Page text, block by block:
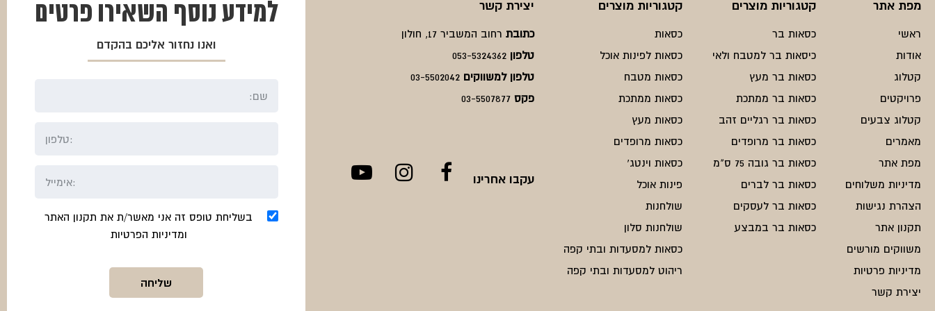
מפת אתר
ראשי
אודות
קטלוג
פרויקטים
קטלוג צבעים
מאמרים
מפת אתר
מדיניות משלוחים
הצהרת נגישות
תקנון אתר
משווקים מורשים
מדיניות פרטיות
יצירת קשר
קטגוריות מוצרים
כסאות בר
כיסאות בר למטבח ולאי
כסאות בר מעץ
כסאות בר ממתכת
כסאות בר רגליים זהב
כסאות בר מרופדים
כסאות בר גובה 75 ס"מ
כסאות בר לברים
כסאות בר לעסקים
כסאות בר במבצע
קטגוריות מוצרים
כסאות
כסאות לפינות אוכל
כסאות מטבח
כסאות ממתכת
כסאות מעץ
כסאות מרופדים
כסאות וינטג'
פינות אוכל
שולחנות
שולחנות סלון
כסאות למסעדות ובתי קפה
ריהוט למסעדות ובתי קפה
יצירת קשר
כתובת רחוב המשביר 17, חולון
טלפון 053-5324362
טלפון למשווקים 03-5502042
פקס03-5507877
עקבו אחרינו
למידע נוסף השאירו פרטים
ואנו נחזור אליכם בהקדם
בשליחת טופס זה אני מאשר/ת את תקנון האתר
ומדיניות הפרטיות